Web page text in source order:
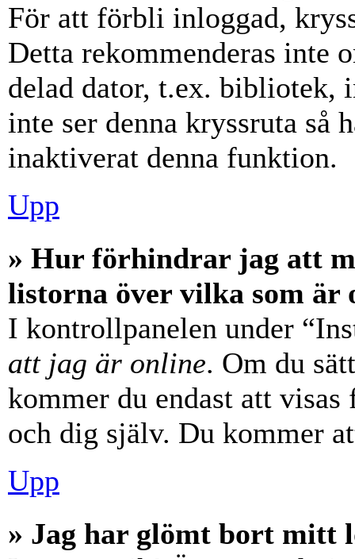
För att förbli inloggad,
Detta rekommenderas inte
delad dator, t.ex. bibliotek,
inte ser denna kryssruta så
inaktiverat denna funktion.
Upp
» Hur förhindrar jag att
listorna över vilka som är
I kontrollpanelen under
att jag är online. Om du
kommer du endast att
och dig själv. Du kommer
Upp
» Jag har glömt bort mitt